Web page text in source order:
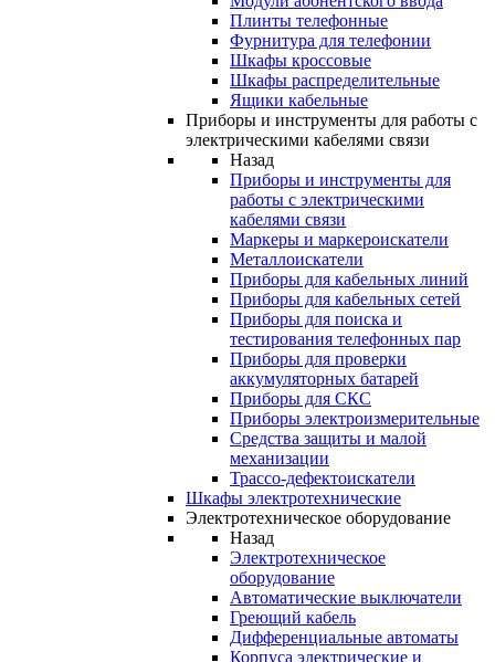
Плинты телефонные
Фурнитура для телефонии
Шкафы кроссовые
Шкафы распределительные
Ящики кабельные
Приборы и инструменты для работы с
электрическими кабелями связи
Назад
Приборы и инструменты для
работы с электрическими
кабелями связи
Маркеры и маркероискатели
Металлоискатели
Приборы для кабельных линий
Приборы для кабельных сетей
Приборы для поиска и
тестирования телефонных пар
Приборы для проверки
аккумуляторных батарей
Приборы для СКС
Приборы электроизмерительные
Средства защиты и малой
механизации
Трассо-дефектоискатели
Шкафы электротехнические
Электротехническое оборудование
Назад
Электротехническое
оборудование
Автоматические выключатели
Греющий кабель
Дифференциальные автоматы
Корпуса электрические и